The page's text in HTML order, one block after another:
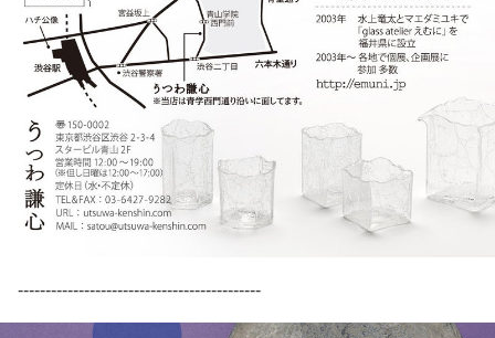
--------------------------------------------